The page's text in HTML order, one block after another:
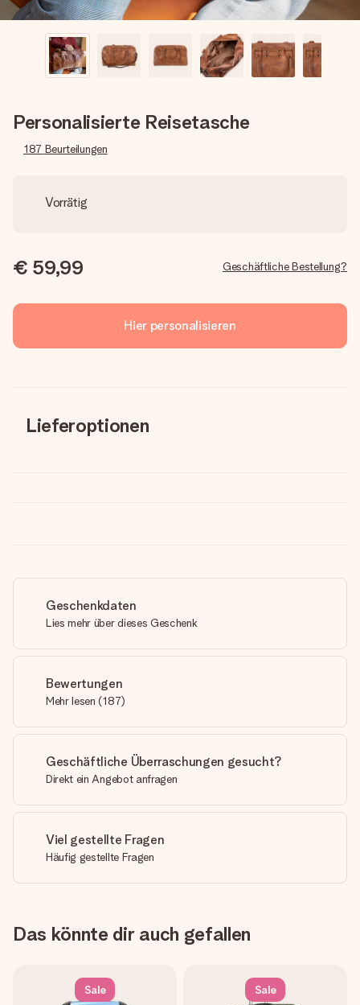
Personalisierte Reisetasche
187 Beurteilungen
Vorrätig
€ 59,99 Geschäftliche Bestellung?
Hier personalisieren
Lieferoptionen
Geschenkdaten
Lies mehr über dieses Geschenk
Bewertungen
Mehr lesen (187)
Geschäftliche Überraschungen gesucht?
Direkt ein Angebot anfragen
Viel gestellte Fragen
Häufig gestellte Fragen
Das könnte dir auch gefallen
Sale Sale